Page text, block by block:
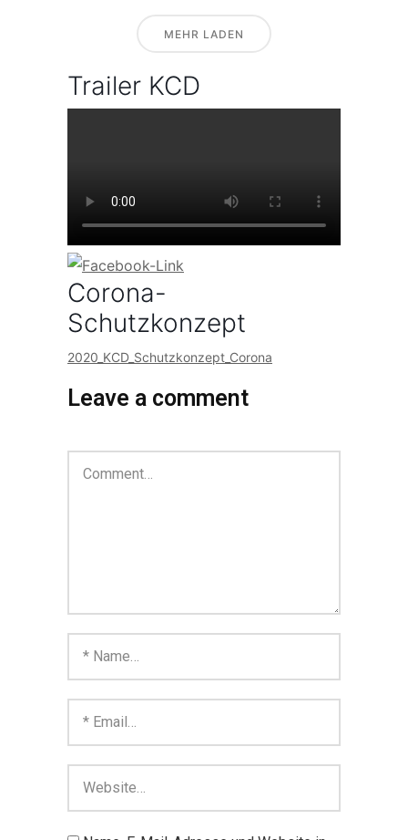
MEHR LADEN
Trailer KCD
Corona-
Schutzkonzept
2020_KCD_Schutzkonzept_Corona
Leave a comment